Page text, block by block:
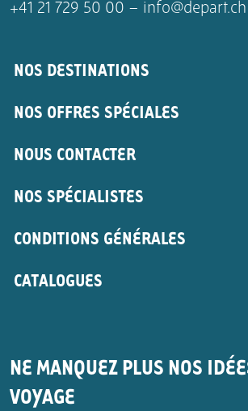
+41 21 729 50 00 – info@depart.ch
NOS DESTINATIONS
NOS OFFRES SPÉCIALES
NOUS CONTACTER
NOS SPÉCIALISTES
CONDITIONS GÉNÉRALES
CATALOGUES
NE MANQUEZ PLUS NOS
VOYAGE